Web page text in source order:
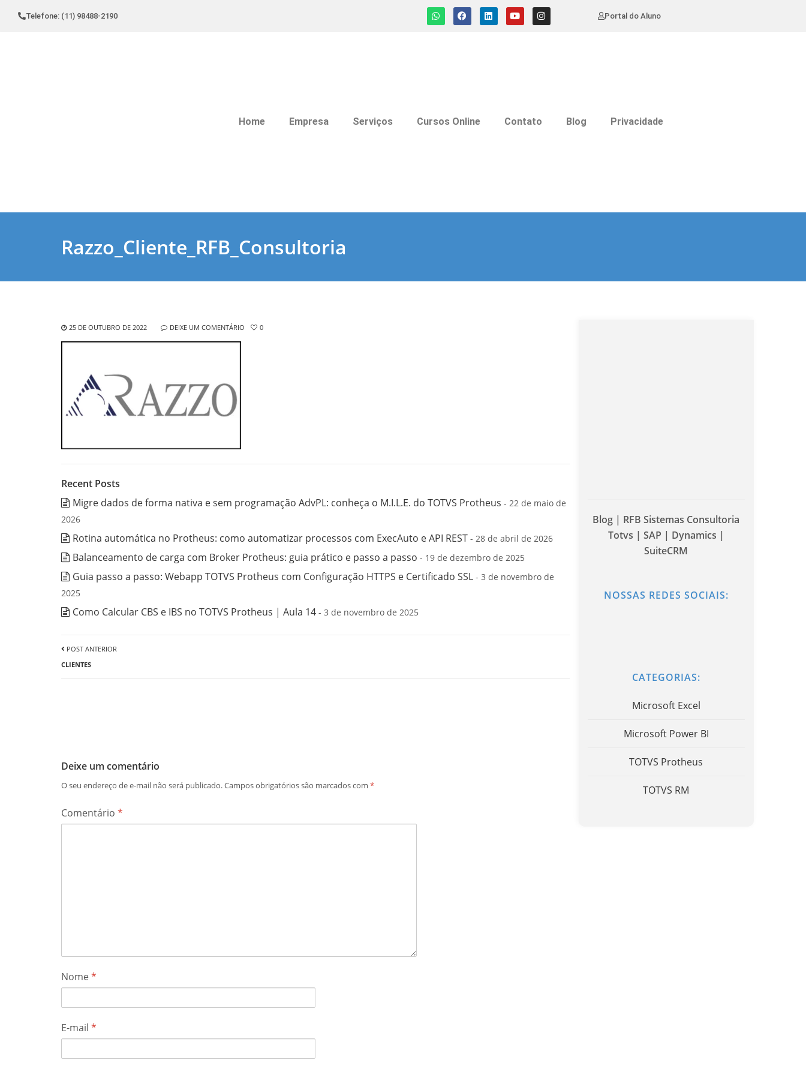
Telefone: (11) 98488-2190 Portal do Aluno
Home Empresa Serviços Cursos Online Contato Blog Privacidade
Razzo_Cliente_RFB_Consultoria
25 DE OUTUBRO DE 2022 DEIXE UM COMENTÁRIO 0
Recent Posts
Migre dados de forma nativa e sem programação AdvPL: conheça o M.I.L.E. do TOTVS Protheus - 22 de maio de
2026
Rotina automática no Protheus: como automatizar processos com ExecAuto e API REST - 28 de abril de 2026
Balanceamento de carga com Broker Protheus: guia prático e passo a passo - 19 de dezembro de 2025
Guia passo a passo: Webapp TOTVS Protheus com Configuração HTTPS e Certificado SSL - 3 de novembro de
2025
Como Calcular CBS e IBS no TOTVS Protheus | Aula 14 - 3 de novembro de 2025
POST ANTERIOR
CLIENTES
Deixe um comentário
O seu endereço de e-mail não será publicado.Campos obrigatórios são marcados com *
Comentário *
Nome*
E-mail *
Blog | RFB Sistemas Consultoria
Totvs | SAP | Dynamics |
SuiteCRM
NOSSAS REDES SOCIAIS:
CATEGORIAS:
Microsoft Excel
Microsoft Power BI
TOTVS Protheus
TOTVS RM